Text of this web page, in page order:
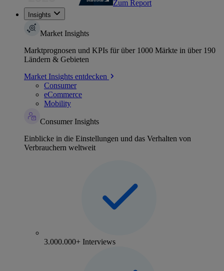
Zum Report
Insights
Market Insights
Marktprognosen und KPIs für über 1000 Märkte in über 190
Ländern & Gebieten
Market Insights entdecken
Consumer
eCommerce
Mobility
Consumer Insights
Einblicke in die Einstellungen und das Verhalten von
Verbrauchern weltweit
3.000.000+ Interviews